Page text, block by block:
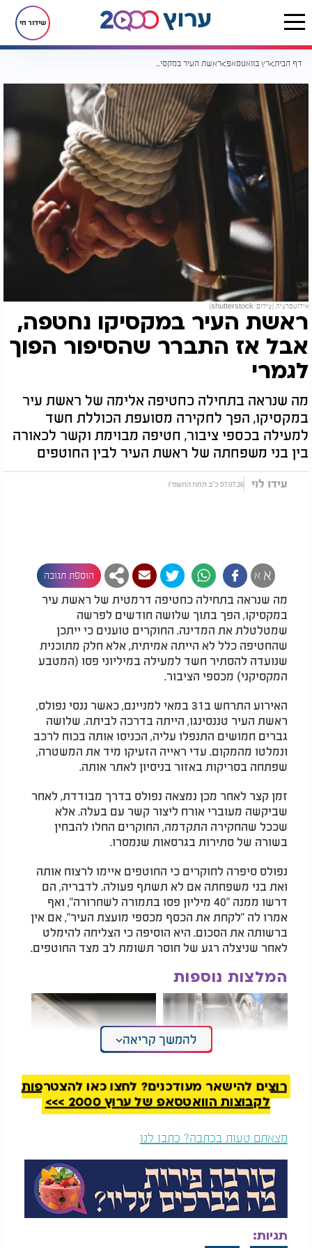
שידור חי
דף הבית רץ בוואטסאפ ראשת העיר במקסיקו נחטפה, אבל אז התברר שהסיפור הפוך לגמרי
אילוטסרציה. (צילום: shutterstock)
ראשת העיר במקסיקו נחטפה,
אבל אז התברר שהסיפור הפוך
לגמרי
מה שנראה בתחילה כחטיפה אלימה של ראשת עיר
במקסיקו, הפך לחקירה מסועפת הכוללת חשד
למעילה בכספי ציבור, חטיפה מבוימת וקשר לכאורה
בין בני משפחתה של ראשת העיר לבין החוטפים
עידו לוי 07.07.26 כ"ב תמוז התשפ"ו
א א הוספת תגובה
מה שנראה בתחילה כחטיפה דרמטית של ראשת עיר
במקסיקו, הפך בתוך שלושה חודשים לפרשה
שמטלטלת את המדינה. החוקרים טוענים כי ייתכן
שהחטיפה כלל לא הייתה אמיתית, אלא חלק מתוכנית
שנועדה להסתיר חשד למעילה במיליוני פסו (המטבע
המקסיקני) מכספי הציבור.
האירוע התרחש ב31 במאי למניינם, כאשר ננסי נפולס,
ראשת העיר טננסינגו, הייתה בדרכה לביתה. שלושה
גברים חמושים התנפלו עליה, הכניסו אותה בכוח לרכב
ונמלטו מהמקום. עדי ראייה הזעיקו מיד את המשטרה,
שפתחה בסריקות באזור בניסיון לאתר אותה.
זמן קצר לאחר מכן נמצאה נפולס בדרך מבודדת, לאחר
שביקשה מעוברי אורח ליצור קשר עם בעלה. אלא
שככל שהחקירה התקדמה, החוקרים החלו להבחין
בשורה של סתירות בגרסאות שנמסרו.
נפולס סיפרה לחוקרים כי החוטפים איימו לרצוח אותה
ואת בני משפחתה אם לא תשתף פעולה. לדבריה, הם
דרשו ממנה "40 מיליון פסו בתמורה לשחרורה", ואף
אמרו לה "לקחת את הכסף מכספי מועצת העיר", אם אין
ברשותה את הסכום. היא הוסיפה כי הצליחה להימלט
לאחר שניצלה רגע של חוסר תשומת לב מצד החוטפים.
המלצות נוספות
הלם: זה מה שתיעד
נוסע באוטובוס
מעמנואל
פיצ'ר חדש בדרך ל-
whatsapp: כך ייראו
העדכונים החדשים
אלא שלפי ממצאי החקירה, בעלה של נפולס ואחיה הם
אלה שפנו אל החוטפים ושילמו להם כדי לביים את
החטיפה. על פי החשד, המטרה הייתה להעביר 40 מיליון
פסו מכספי העירייה כתשלום כופר, ובכך להסתיר
מעילה בכספי הציבור, שלפי החשד אורגנה בידי נפולס
עצמה.
להמשך קריאה
רוצים להישאר מעודכנים? לחצו כאן להצטרפות
לקבוצות הוואטסאפ של ערוץ 2000 >>>
מצאתם טעות בכתבה? כתבו לנו
תגיות: